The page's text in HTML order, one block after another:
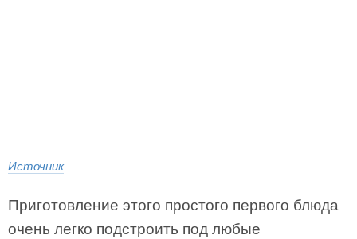
Источник
Приготовление этого простого первого блюда
очень легко подстроить под любые